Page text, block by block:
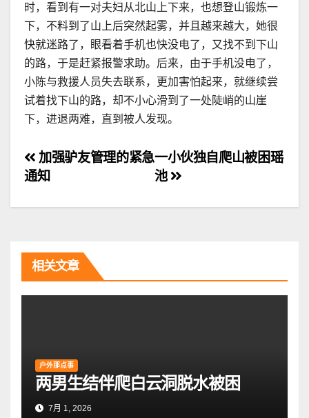
时，看到有一对夫妇从北山上下来，也想登山锻炼一
下，不料到了山上后突然起雾，并且越来越大，她很
快就迷路了，眼看着手机也快没电了，又找不到下山
的路，于是赶紧报警求助。后来，由于手机没电了，
小陈与救援人员失去联系，更加害怕起来，就继续尝
试着找下山的路，却不小心滑到了一处陡峭的山崖
下，进退两难，直到被人发现。
文
章
航
一小伙独自爬山被困瑶
池
加强驴友管理的紧急
通知
相关文章
户外那点事
两男生结伴爬白云洞脱水被困
7月 1, 2026